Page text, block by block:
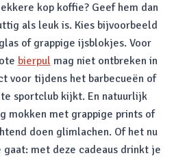
kop koffie? Geef hem dan
als leuk is. Kies bijvoorbeeld
of grappige ijsblokjes. Voor
bierpul mag niet ontbreken in
voor tijdens het barbecueën of
sportclub kijkt. En natuurlijk
mokken met grappige prints of
doen glimlachen. Of het nu
met deze cadeaus drinkt je